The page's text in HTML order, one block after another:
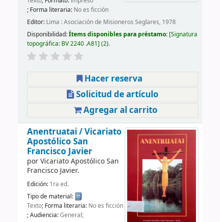
; Forma literaria: No es ficción
Editor: Lima : Asociación de Misioneros Seglares, 1978
Disponibilidad:Ítems disponibles para préstamo: Signatura
topográfica: BV 2240 .A81 (2).
Hacer reserva
Solicitud de artículo
Agregar al carrito
Anentruatai /Vicariato
Apostólico San
Francisco Javier
porVicariato Apostólico San
Francisco Javier.
Edición: 1ra ed.
Tipo de material:
Texto; Forma literaria: No es ficción
; Audiencia:General;